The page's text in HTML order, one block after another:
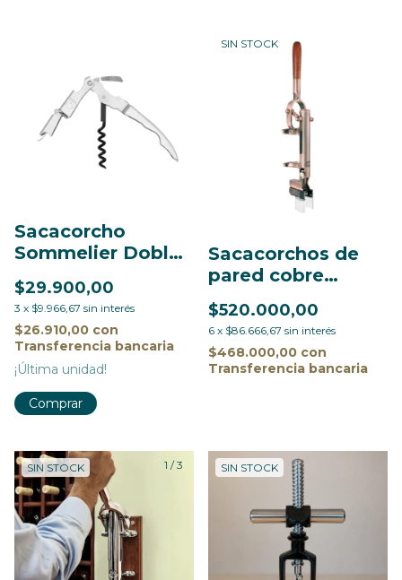
Sacacorcho
Sommelier Doble
Impulso Inox
$29.900,00
3 x $9.966,67 sin interés
$26.910,00 con
Transferencia bancaria
¡Última unidad!
SIN STOCK
Sacacorchos de
pared cobre
envejecido
$520.000,00
6 x $86.666,67 sin interés
$468.000,00 con
Transferencia bancaria
1 /3
SIN STOCK SIN STOCK